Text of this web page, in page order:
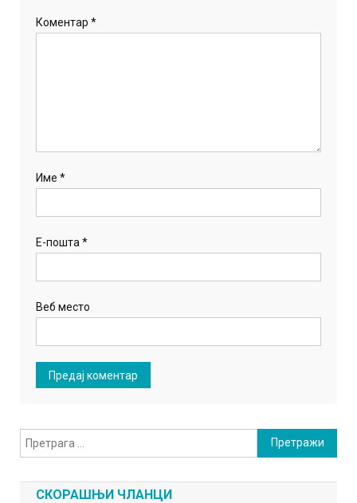
Коментар*
Име*
Е-пошта*
Веб место
Претрага
за:
СКОРАШЊИ ЧЛАНЦИ